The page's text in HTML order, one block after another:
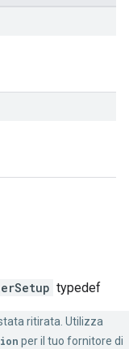
typedef
ritirata. Utilizza
per il tuo fornitore di